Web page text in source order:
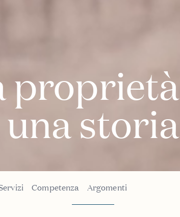
proprietà
storia
Competenza Argomenti